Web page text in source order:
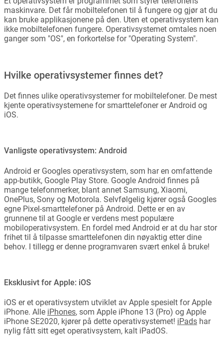
maskinvare. Det får mobiltelefonen til å fungere og gjør at du
kan bruke applikasjonene på den. Uten et operativsystem kan
ikke mobiltelefonen fungere. Operativsystemet omtales noen
ganger som "OS", en forkortelse for "Operating System".
Hvilke operativsystemer finnes det?
Det finnes ulike operativsystemer for mobiltelefoner. De mest
kjente operativsystemene for smarttelefoner er Android og
iOS.
Vanligste operativsystem: Android
Android er Googles operativsystem, som har en omfattende
app-butikk, Google Play Store. Google Android finnes på
mange telefonmerker, blant annet Samsung, Xiaomi,
OnePlus, Sony og Motorola. Selvfølgelig kjører også Googles
egne Pixel-smarttelefoner på Android. Dette er en av
grunnene til at Google er verdens mest populære
mobiloperativsystem. En fordel med Android er at du har stor
frihet til å tilpasse smarttelefonen din nøyaktig etter dine
behov. I tillegg er denne programvaren svært enkel å bruke!
Eksklusivt for Apple: iOS
iOS er et operativsystem utviklet av Apple spesielt for Apple
iPhone. Alle iPhones, som Apple iPhone 13 (Pro) og Apple
iPhone SE2020, kjører på dette operativsystemet! iPads har
nylig fått sitt eget operativsystem, kalt iPadOS.